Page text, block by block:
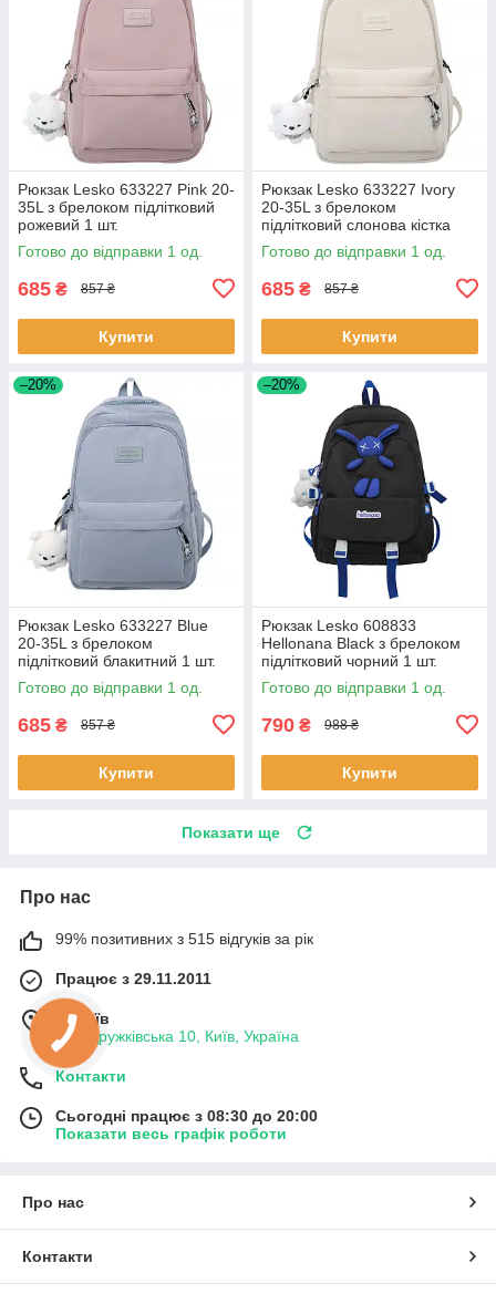
Рюкзак Lesko 633227 Pink 20-
35L з брелоком підлітковий
рожевий 1 шт.
Готово до відправки 1 од.
685 ₴ 857 ₴
Купити
Рюкзак Lesko 633227 Ivory
20-35L з брелоком
підлітковий слонова кістка
для дівчинки 1 шт.
Готово до відправки 1 од.
685 ₴ 857 ₴
Купити
–20%
Рюкзак Lesko 633227 Blue
20-35L з брелоком
підлітковий блакитний 1 шт.
Готово до відправки 1 од.
685 ₴ 857 ₴
Купити
–20%
Рюкзак Lesko 608833
Hellonana Black з брелоком
підлітковий чорний 1 шт.
Готово до відправки 1 од.
790 ₴ 988 ₴
Купити
Показати ще
Про нас
99% позитивних з 515 відгуків за рік
Працює з 29.11.2011
м. Київ
вул. Дружківська 10, Київ, Україна
Контакти
Сьогодні працює з 08:30 до 20:00
Показати весь графік роботи
Про нас
Контакти